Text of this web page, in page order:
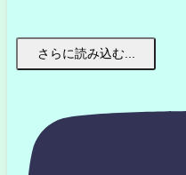
さらに読み込む...